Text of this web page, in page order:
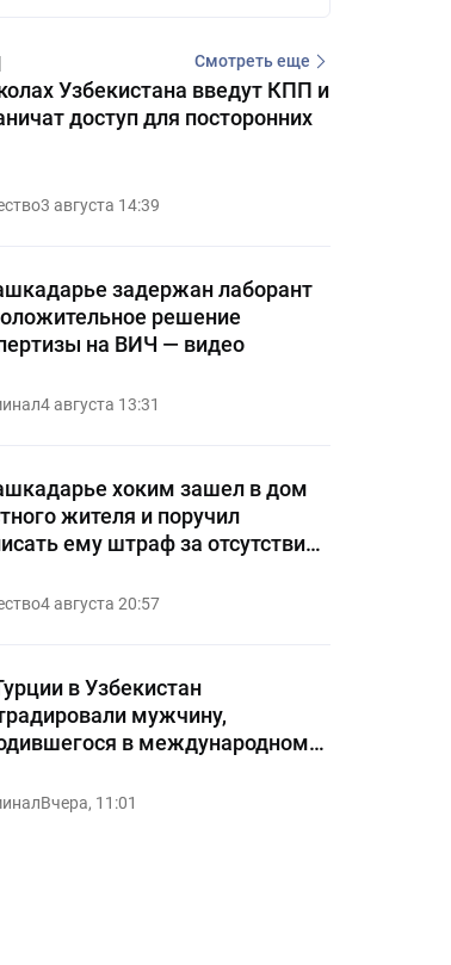
Смотреть еще
Узбекистана введут КПП и
доступ для посторонних
3 августа 14:39
задержан лаборант
решение
на ВИЧ — видео
4 августа 13:31
хоким зашел в дом
жителя и поручил
ему штраф за отсутствие
— видео
4 августа 20:57
в Узбекистан
мужчину,
в международном
Вчера, 11:01